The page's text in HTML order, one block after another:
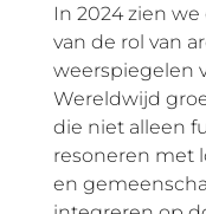
In 2024 zien
van de rol van
weerspiegelen
Wereldwijd
die niet alleen
resoneren met
en